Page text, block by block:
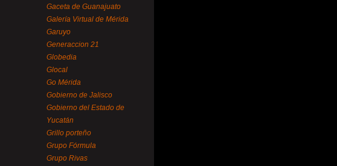
Gaceta de Guanajuato
Galería Virtual de Mérida
Garuyo
Generaccion 21
Globedia
Glocal
Go Mérida
Gobierno de Jalisco
Gobierno del Estado de
Yucatán
Grillo porteño
Grupo Fórmula
Grupo Rivas